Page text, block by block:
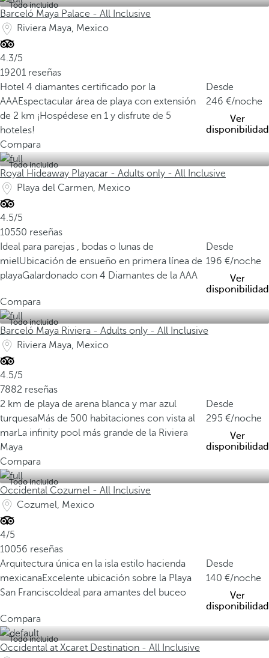
Todo incluido
Barceló Maya Palace - All Inclusive
Riviera Maya, Mexico
4.3/5
19201 reseñas
Hotel 4 diamantes certificado por la
AAAEspectacular área de playa con extensión
de 2 km ¡Hospédese en 1 y disfrute de 5
hoteles!
Desde
246
/noche
Ver
disponibilidad
Compara
Todo incluido
Royal Hideaway Playacar - Adults only - All Inclusive
Playa del Carmen, Mexico
4.5/5
10550 reseñas
Ideal para parejas , bodas o lunas de
mielUbicación de ensueño en primera línea de
playaGalardonado con 4 Diamantes de la AAA
Desde
196
/noche
Ver
disponibilidad
Compara
Todo incluido
Barceló Maya Riviera - Adults only - All Inclusive
Riviera Maya, Mexico
4.5/5
7882 reseñas
2 km de playa de arena blanca y mar azul
turquesaMás de 500 habitaciones con vista al
marLa infinity pool más grande de la Riviera
Maya
Desde
295
/noche
Ver
disponibilidad
Compara
Todo incluido
Occidental Cozumel - All Inclusive
Cozumel, Mexico
4/5
10056 reseñas
Arquitectura única en la isla estilo hacienda
mexicanaExcelente ubicación sobre la Playa
San Francisco Ideal para amantes del buceo
Desde
140
/noche
Ver
disponibilidad
Compara
Todo incluido
Occidental at Xcaret Destination - All Inclusive